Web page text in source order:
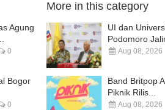
Agung
0
Bogor
0
More in this category
UI dan
Podomoro
Aug 08, 2026
Band Britpop
Piknik Rilis...
Aug 08, 2026